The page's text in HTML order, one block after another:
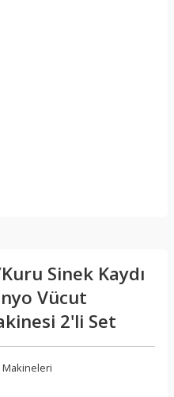
Sinek Kaydı
Vücut
2'li Set
Makineleri